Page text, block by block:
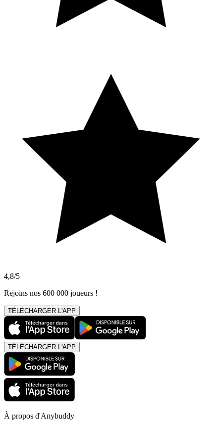
4,8/5
Rejoins nos 600 000 joueurs !
TÉLÉCHARGER L'APP
TÉLÉCHARGER L'APP
À propos d'Anybuddy